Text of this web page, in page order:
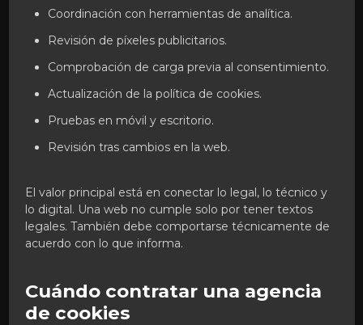
Coordinación con herramientas de analítica.
Revisión de píxeles publicitarios.
Comprobación de carga previa al consentimiento.
Actualización de la política de cookies.
Pruebas en móvil y escritorio.
Revisión tras cambios en la web.
El valor principal está en conectar lo legal, lo técnico y
lo digital. Una web no cumple solo por tener textos
legales. También debe comportarse técnicamente de
acuerdo con lo que informa.
Cuándo contratar una agencia
de cookies